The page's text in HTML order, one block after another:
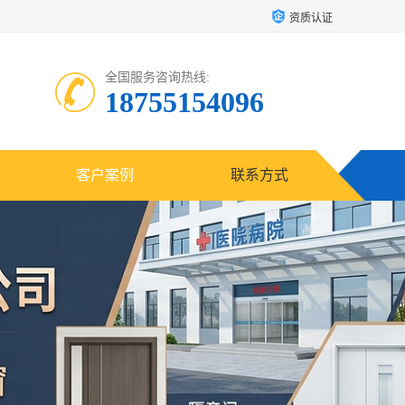
资质认证
全国服务咨询热线:
18755154096
客户案例 联系方式